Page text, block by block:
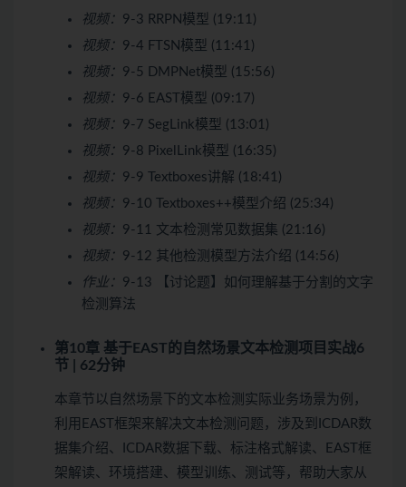
视频： 9-3 RRPN模型 (19:11)
视频： 9-4 FTSN模型 (11:41)
视频： 9-5 DMPNet模型 (15:56)
视频： 9-6 EAST模型 (09:17)
视频： 9-7 SegLink模型 (13:01)
视频： 9-8 PixelLink模型 (16:35)
视频： 9-9 Textboxes讲解 (18:41)
视频： 9-10 Textboxes++模型介绍 (25:34)
视频： 9-11 文本检测常见数据集 (21:16)
视频： 9-12 其他检测模型方法介绍 (14:56)
作业： 9-13 【讨论题】如何理解基于分割的文字
检测算法
第10章 基于EAST的自然场景文本检测项目实战6
节 | 62分钟
本章节以自然场景下的文本检测实际业务场景为例，
利用EAST框架来解决文本检测问题，涉及到ICDAR数
据集介绍、ICDAR数据下载、标注格式解读、EAST框
架解读、环境搭建、模型训练、测试等，帮助大家从